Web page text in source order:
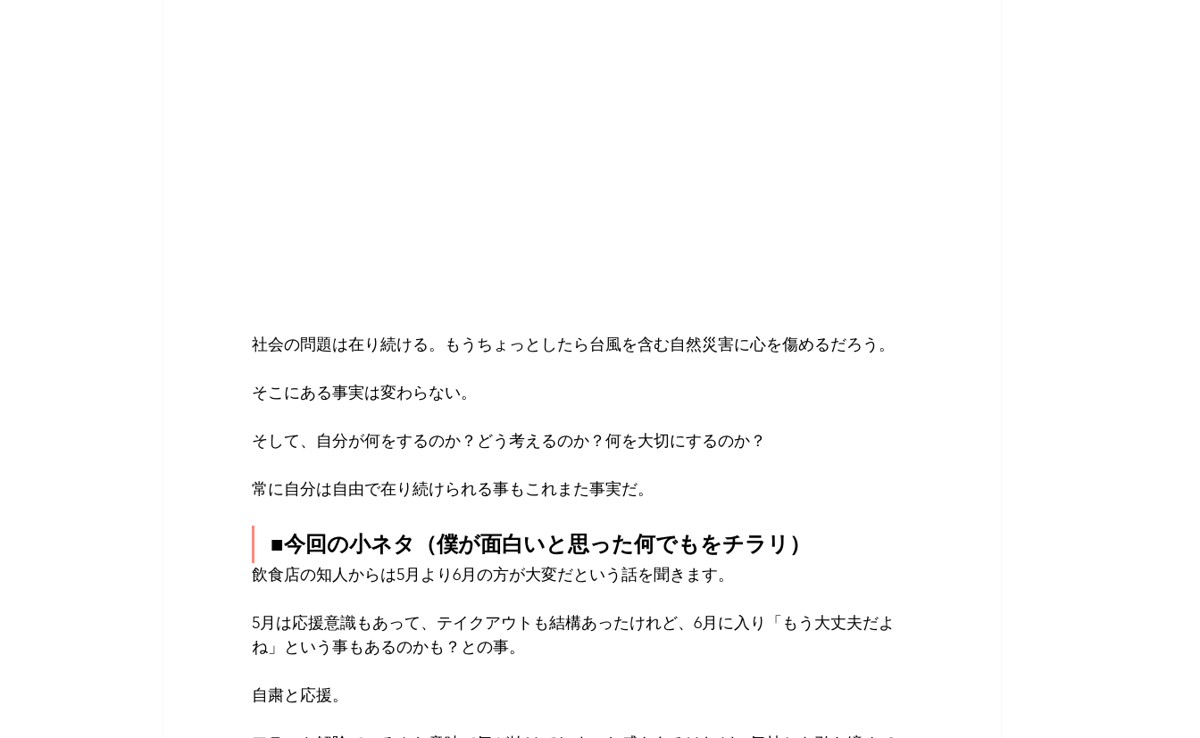
社会の問題は在り続ける。もうちょっとしたら台風を含む自然災害に心を傷めるだろう。
そこにある事実は変わらない。
そして、自分が何をするのか？どう考えるのか？何を大切にするのか？
常に自分は自由で在り続けられる事もこれまた事実だ。
■今回の小ネタ（僕が面白いと思った何でもをチラリ）
飲食店の知人からは5月より6月の方が大変だという話を聞きます。
5月は応援意識もあって、テイクアウトも結構あったけれど、6月に入り「もう大丈夫だよ
ね」という事もあるのかも？との事。
自粛と応援。